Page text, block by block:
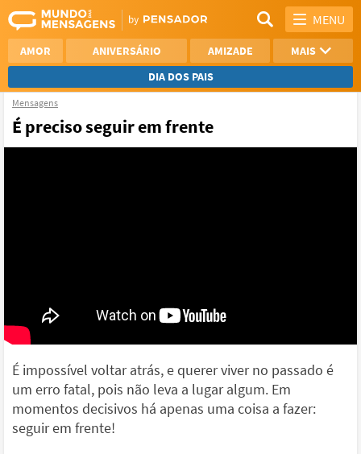
MENU
AMOR ANIVERSÁRIO AMIZADE
MAIS
DIA DOS PAIS
REFLEXÃO
SAUDADE
OTIMISMO
Mensagens
É preciso seguir em frente
É impossível voltar atrás, e querer viver no passado é
um erro fatal, pois não leva a lugar algum. Em
momentos decisivos há apenas uma coisa a fazer:
seguir em frente!